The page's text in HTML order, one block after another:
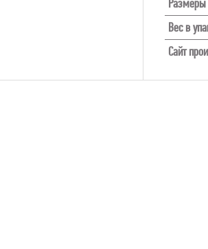
Размеры
Вес в
Сайт